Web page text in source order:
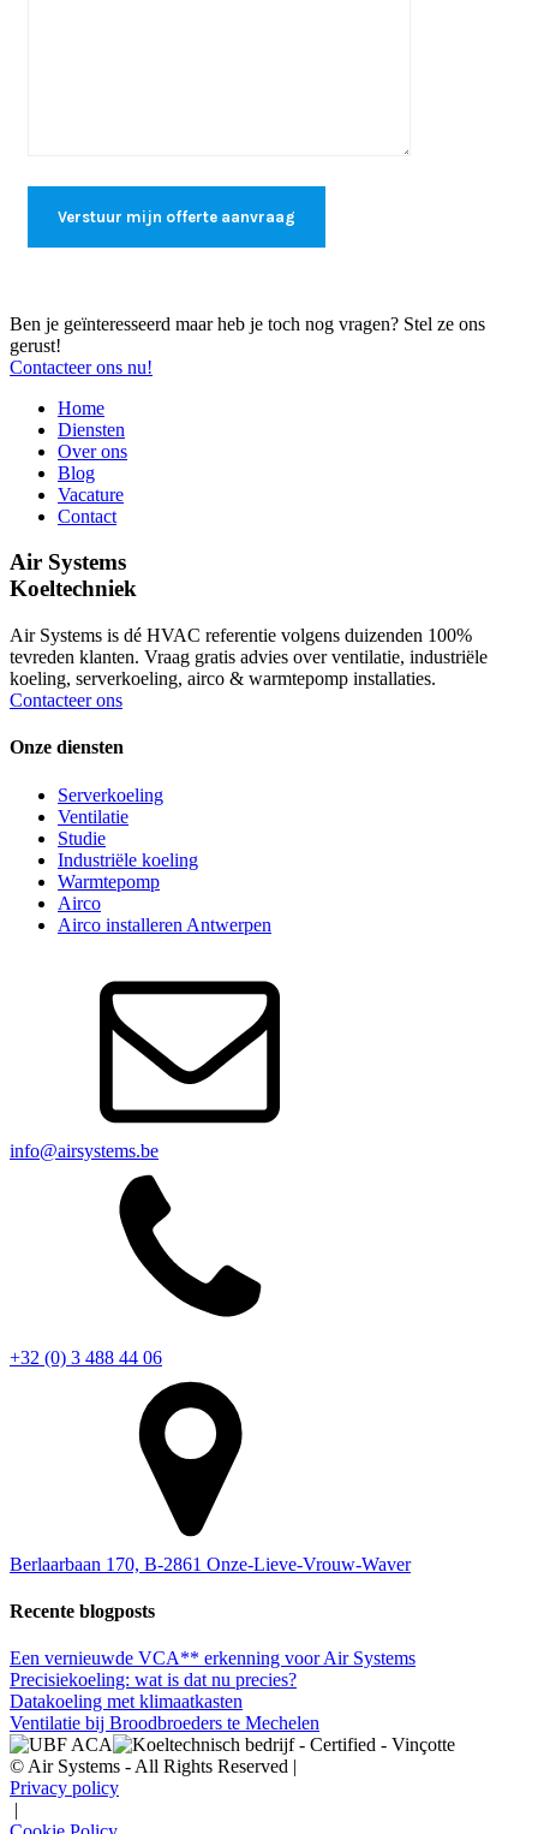
Ben je geïnteresseerd maar heb je toch nog vragen? Stel ze ons
gerust!
Contacteer ons nu!
Home
Diensten
Over ons
Blog
Vacature
Contact
Air Systems
Koeltechniek
Air Systems is dé HVAC referentie volgens duizenden 100%
tevreden klanten. Vraag gratis advies over ventilatie, industriële
koeling, serverkoeling, airco & warmtepomp installaties.
Contacteer ons
Onze diensten
Serverkoeling
Ventilatie
Studie
Industriële koeling
Warmtepomp
Airco
Airco installeren Antwerpen
info@airsystems.be
+32 (0) 3 488 44 06
Berlaarbaan 170, B-2861 Onze-Lieve-Vrouw-Waver
Recente blogposts
Een vernieuwde VCA** erkenning voor Air Systems
Precisiekoeling: wat is dat nu precies?
Datakoeling met klimaatkasten
Ventilatie bij Broodbroeders te Mechelen
© Air Systems - All Rights Reserved |
Privacy policy
|